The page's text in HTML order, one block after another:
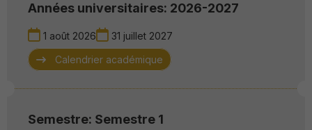
Années universitaires: 2026-2027
1 août 2026
31 juillet 2027
Calendrier académique
Semestre: Semestre 1